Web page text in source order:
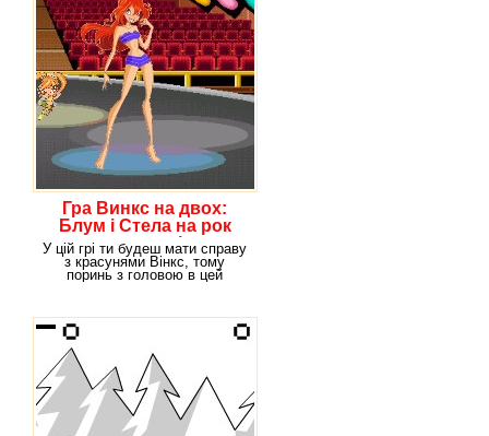
Гра Винкс на двох:
Блум і Стела на рок
концерті
У цій грі ти будеш мати справу
з красунями Вінкс, тому
поринь з головою в цей